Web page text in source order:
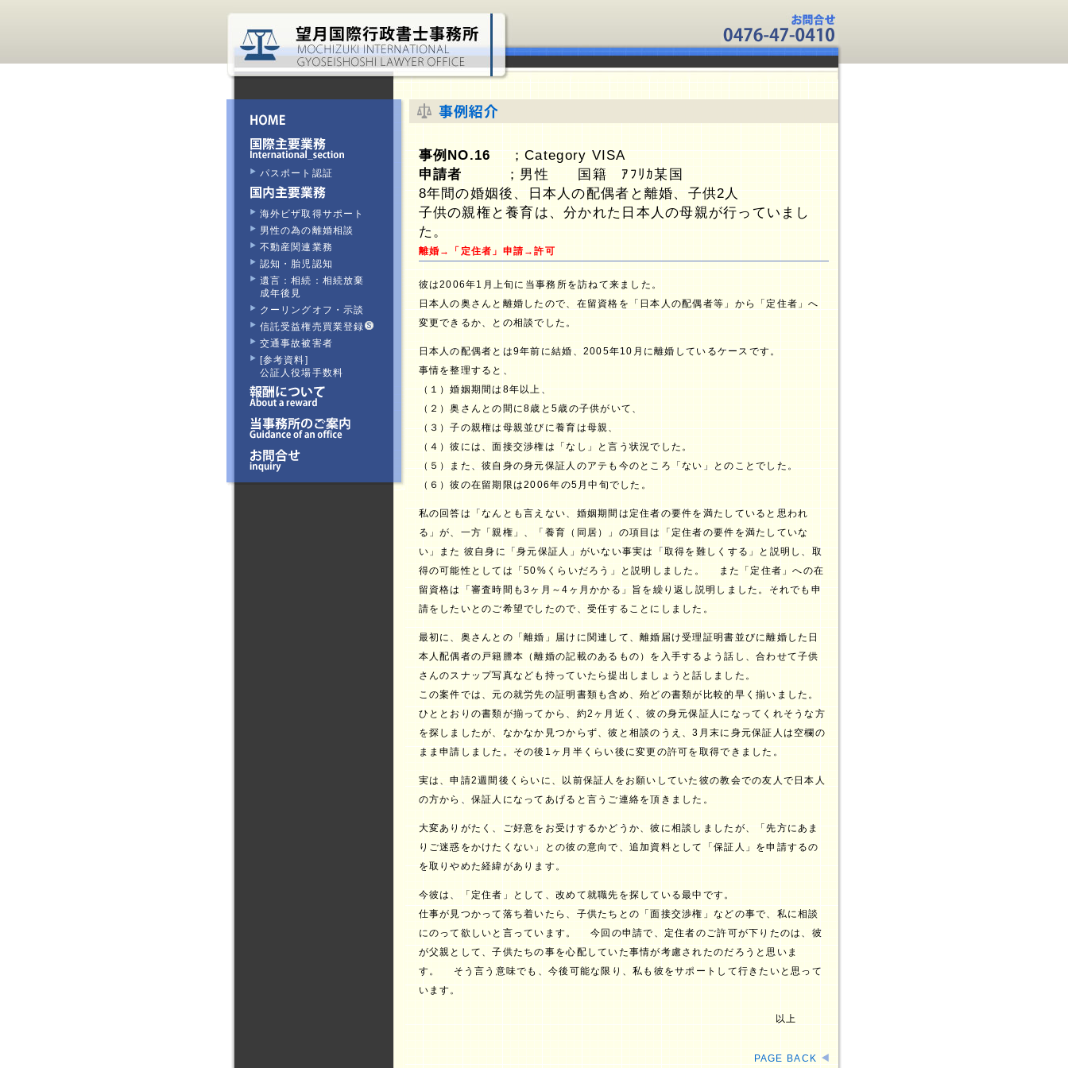
パスポート認証
海外ビザ取得サポート
男性の為の離婚相談
不動産関連業務
認知・胎児認知
遺言：相続：相続放棄
成年後見
クーリングオフ・示談
信託受益権売買業登録
交通事故被害者
[参考資料]
公証人役場手数料
事例NO.16 ；Category VISA
申請者 ；男性 国籍 ｱﾌﾘｶ某国
8年間の婚姻後、日本人の配偶者と離婚、子供2人
子供の親権と養育は、分かれた日本人の母親が行っていまし
た。
離婚→「定住者」申請→許可
彼は2006年1月上旬に当事務所を訪ねて来ました。
日本人の奥さんと離婚したので、在留資格を「日本人の配偶者等」から「定住者」へ
変更できるか、との相談でした。
日本人の配偶者とは9年前に結婚、2005年10月に離婚しているケースです。
事情を整理すると、
（１）婚姻期間は8年以上、
（２）奥さんとの間に8歳と5歳の子供がいて、
（３）子の親権は母親並びに養育は母親、
（４）彼には、面接交渉権は「なし」と言う状況でした。
（５）また、彼自身の身元保証人のアテも今のところ「ない」とのことでした。
（６）彼の在留期限は2006年の5月中旬でした。
私の回答は「なんとも言えない、婚姻期間は定住者の要件を満たしていると思われ
る」が、一方「親権」、「養育（同居）」の項目は「定住者の要件を満たしていな
い」また 彼自身に「身元保証人」がいない事実は「取得を難しくする」と説明し、取
得の可能性としては「50%くらいだろう」と説明しました。 また「定住者」への在
留資格は「審査時間も3ヶ月～4ヶ月かかる」旨を繰り返し説明しました。それでも申
請をしたいとのご希望でしたので、受任することにしました。
最初に、奥さんとの「離婚」届けに関連して、離婚届け受理証明書並びに離婚した日
本人配偶者の戸籍謄本（離婚の記載のあるもの）を入手するよう話し、合わせて子供
さんのスナップ写真なども持っていたら提出しましょうと話しました。
この案件では、元の就労先の証明書類も含め、殆どの書類が比較的早く揃いました。
ひととおりの書類が揃ってから、約2ヶ月近く、彼の身元保証人になってくれそうな方
を探しましたが、なかなか見つからず、彼と相談のうえ、3月末に身元保証人は空欄の
まま申請しました。その後1ヶ月半くらい後に変更の許可を取得できました。
実は、申請2週間後くらいに、以前保証人をお願いしていた彼の教会での友人で日本人
の方から、保証人になってあげると言うご連絡を頂きました。
大変ありがたく、ご好意をお受けするかどうか、彼に相談しましたが、「先方にあま
りご迷惑をかけたくない」との彼の意向で、追加資料として「保証人」を申請するの
を取りやめた経緯があります。
今彼は、「定住者」として、改めて就職先を探している最中です。
仕事が見つかって落ち着いたら、子供たちとの「面接交渉権」などの事で、私に相談
にのって欲しいと言っています。 今回の申請で、定住者のご許可が下りたのは、彼
が父親として、子供たちの事を心配していた事情が考慮されたのだろうと思いま
す。 そう言う意味でも、今後可能な限り、私も彼をサポートして行きたいと思って
います。
以上
PAGE BACK